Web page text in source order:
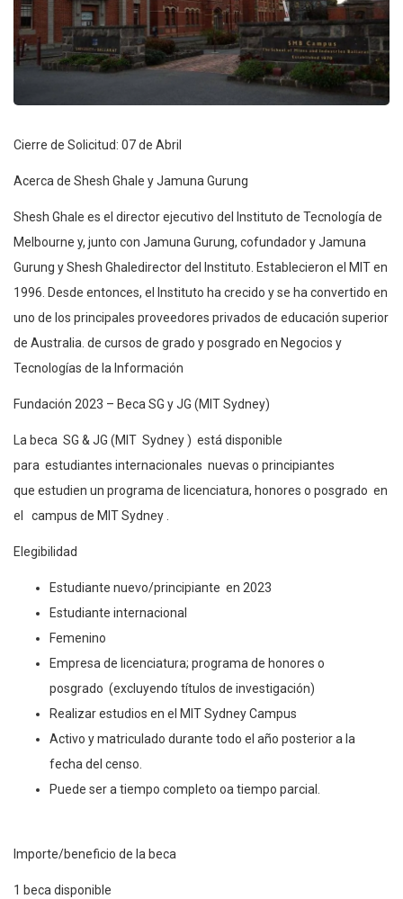
Cierre de Solicitud: 07 de Abril
Acerca de Shesh Ghale y Jamuna Gurung
Shesh Ghale es el director ejecutivo del Instituto de Tecnología de
Melbourne y, junto con Jamuna Gurung, cofundador y Jamuna
Gurung y Shesh Ghaledirector del Instituto. Establecieron el MIT en
1996. Desde entonces, el Instituto ha crecido y se ha convertido en
uno de los principales proveedores privados de educación superior
de Australia. de cursos de grado y posgrado en Negocios y
Tecnologías de la Información
Fundación 2023 – Beca SG y JG (MIT Sydney)
La beca SG & JG (MIT Sydney ) está disponible
para estudiantes internacionales nuevas o principiantes
que estudien un programa de licenciatura, honores o posgrado en
el campus de MIT Sydney .
Elegibilidad
Estudiante nuevo/principiante en 2023
Estudiante internacional
Femenino
Empresa de licenciatura; programa de honores o
posgrado (excluyendo títulos de investigación)
Realizar estudios en el MIT Sydney Campus
Activo y matriculado durante todo el año posterior a la
fecha del censo.
Puede ser a tiempo completo oa tiempo parcial.
Importe/beneficio de la beca
1 beca disponible